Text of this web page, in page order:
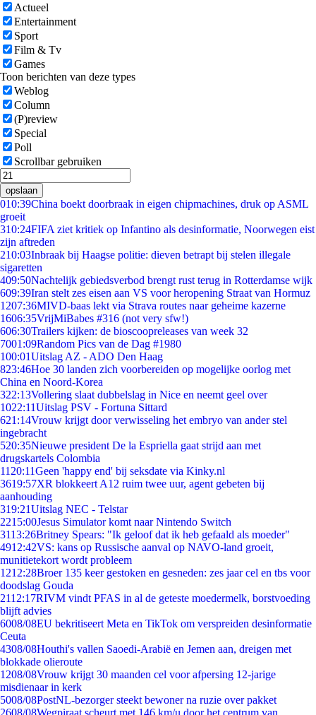
Actueel
Entertainment
Sport
Film & Tv
Games
Toon berichten van deze types
Weblog
Column
(P)review
Special
Poll
Scrollbar gebruiken
opslaan
010:39China boekt doorbraak in eigen chipmachines, druk op ASML
groeit
310:24FIFA ziet kritiek op Infantino als desinformatie, Noorwegen eist
zijn aftreden
210:03Inbraak bij Haagse politie: dieven betrapt bij stelen illegale
sigaretten
409:50Nachtelijk gebiedsverbod brengt rust terug in Rotterdamse wijk
609:39Iran stelt zes eisen aan VS voor heropening Straat van Hormuz
1207:36MIVD-baas lekt via Strava routes naar geheime kazerne
1606:35VrijMiBabes #316 (not very sfw!)
606:30Trailers kijken: de bioscoopreleases van week 32
7001:09Random Pics van de Dag #1980
100:01Uitslag AZ - ADO Den Haag
823:46Hoe 30 landen zich voorbereiden op mogelijke oorlog met
China en Noord-Korea
322:13Vollering slaat dubbelslag in Nice en neemt geel over
1022:11Uitslag PSV - Fortuna Sittard
621:14Vrouw krijgt door verwisseling het embryo van ander stel
ingebracht
520:35Nieuwe president De la Espriella gaat strijd aan met
drugskartels Colombia
11 20:11Geen 'happy end' bij seksdate via Kinky.nl
3619:57XR blokkeert A12 ruim twee uur, agent gebeten bij
aanhouding
319:21Uitslag NEC - Telstar
2215:00Jesus Simulator komt naar Nintendo Switch
3113:26Britney Spears: "Ik geloof dat ik heb gefaald als moeder"
4912:42VS: kans op Russische aanval op NAVO-land groeit,
munitietekort wordt probleem
1212:28Broer 135 keer gestoken en gesneden: zes jaar cel en tbs voor
doodslag Gouda
2112:17RIVM vindt PFAS in al de geteste moedermelk, borstvoeding
blijft advies
6008/08EU bekritiseert Meta en TikTok om verspreiden desinformatie
Ceuta
4308/08Houthi's vallen Saoedi-Arabië en Jemen aan, dreigen met
blokkade olieroute
1208/08Vrouw krijgt 30 maanden cel voor afpersing 12-jarige
misdienaar in kerk
5008/08PostNL-bezorger steekt bewoner na ruzie over pakket
2608/08Wegpiraat scheurt met 146 km/u door het centrum van